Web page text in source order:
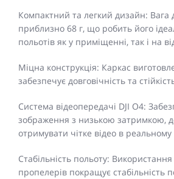
Компактний та легкий дизайн: Вага
приблизно 68 г, що робить його
польотів як у приміщенні, так і на
Міцна конструкція: Каркас
забезпечує довговічність та
Система відеопередачі DJI O4:
зображення з низькою затримкою,
отримувати чітке відео в реальному
Стабільність польоту:
пропелерів покращує стабільність